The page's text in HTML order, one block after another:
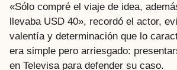
«Sólo compré el viaje de idea,
llevaba USD 40», recordó el actor,
valentía y determinación que lo
era simple pero arriesgado:
en Televisa para defender su caso.